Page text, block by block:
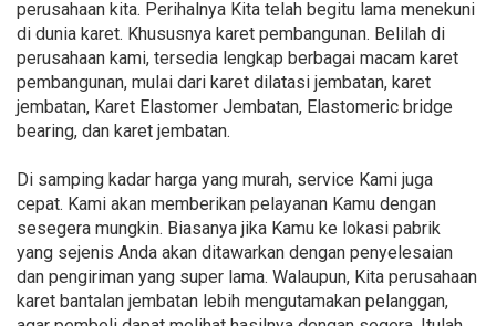
perusahaan kita. Perihalnya Kita telah begitu lama menekuni
di dunia karet. Khususnya karet pembangunan. Belilah di
perusahaan kami, tersedia lengkap berbagai macam karet
pembangunan, mulai dari karet dilatasi jembatan, karet
jembatan, Karet Elastomer Jembatan, Elastomeric bridge
bearing, dan karet jembatan.
Di samping kadar harga yang murah, service Kami juga
cepat. Kami akan memberikan pelayanan Kamu dengan
sesegera mungkin. Biasanya jika Kamu ke lokasi pabrik
yang sejenis Anda akan ditawarkan dengan penyelesaian
dan pengiriman yang super lama. Walaupun, Kita perusahaan
karet bantalan jembatan lebih mengutamakan pelanggan,